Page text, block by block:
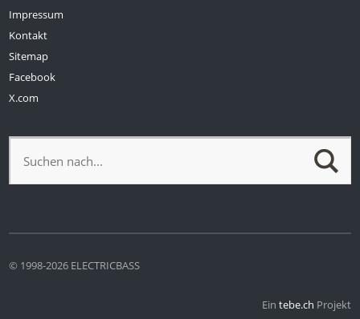
Impressum
Kontakt
Sitemap
Facebook
X.com
© 1998-2026 ELECTRICBASS
Ein tebe.ch Projekt